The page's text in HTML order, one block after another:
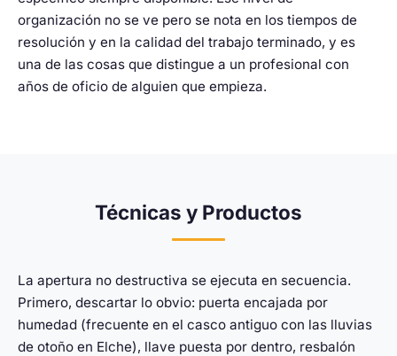
organización no se ve pero se nota en los tiempos de
resolución y en la calidad del trabajo terminado, y es
una de las cosas que distingue a un profesional con
años de oficio de alguien que empieza.
Técnicas y Productos
La apertura no destructiva se ejecuta en secuencia.
Primero, descartar lo obvio: puerta encajada por
humedad (frecuente en el casco antiguo con las lluvias
de otoño en Elche), llave puesta por dentro, resbalón